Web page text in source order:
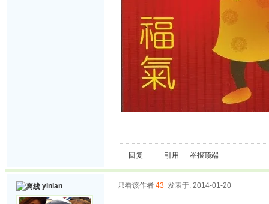
回复 引用 举报顶端
yinlan 只看该作者 43 发表于: 2014-01-20